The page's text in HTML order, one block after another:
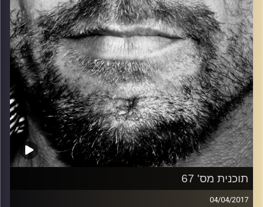
תוכנית מס' 67
04/04/2017